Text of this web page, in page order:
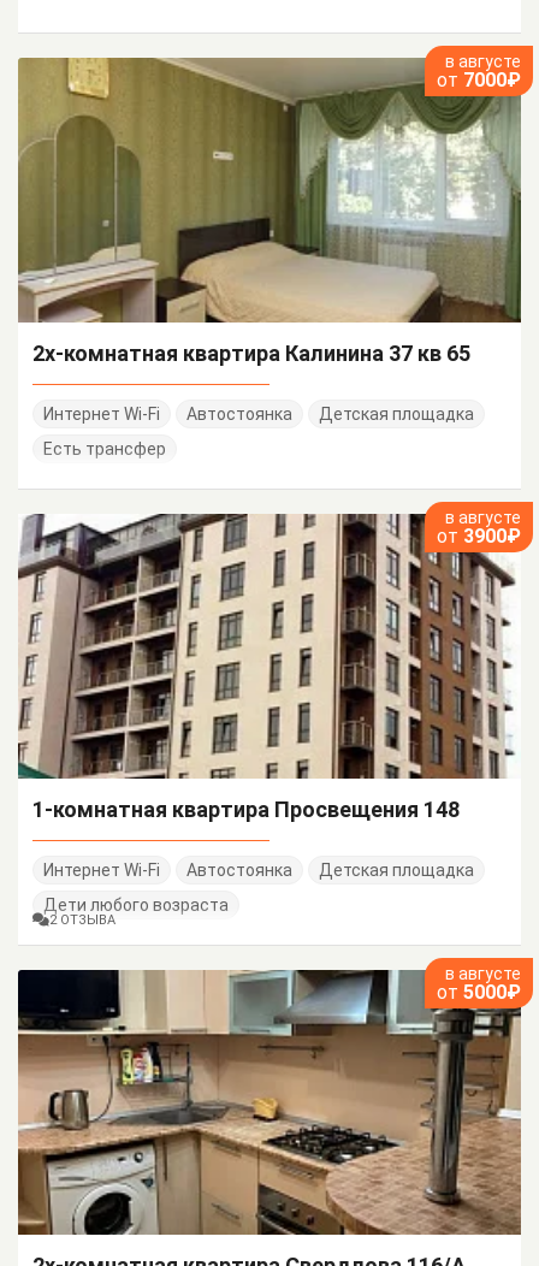
в августе
от 7000₽
2х-комнатная квартира Калинина 37 кв 65
Интернет Wi-Fi Автостоянка
Детская площадка
Есть трансфер
в августе
от 3900₽
1-комнатная квартира Просвещения 148
Интернет Wi-Fi Автостоянка
Детская площадка
Дети любого возраста
2 ОТЗЫВА
в августе
от 5000₽